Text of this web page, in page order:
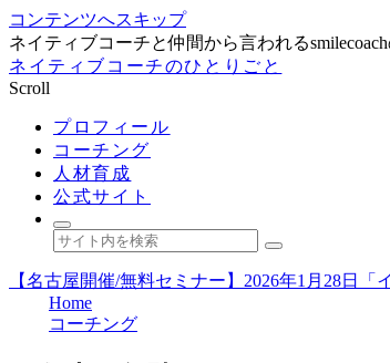
コンテンツへスキップ
ネイティブコーチと仲間から言われる
ネイティブコーチのひとりごと
Scroll
プロフィール
コーチング
人材育成
公式サイト
【名古屋開催/無料セミナー】2026年1月28日
Home
コーチング